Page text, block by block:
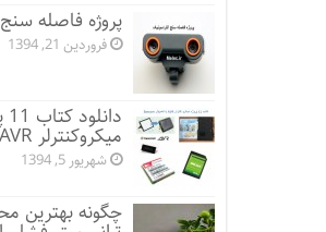
پروژه فاصله
فروردین 21, 1394
میکروکنترلر AVR با BASCOM
شهریور 5, 1394
چگونه بهترین